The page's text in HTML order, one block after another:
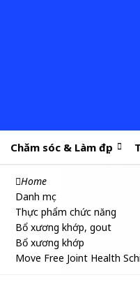
Chăm sóc & Làm đẹp
Home
Danh mục
Thực phẩm chức năng
Bổ xương khớp, gout
Bổ xương khớp
Move Free Joint Health